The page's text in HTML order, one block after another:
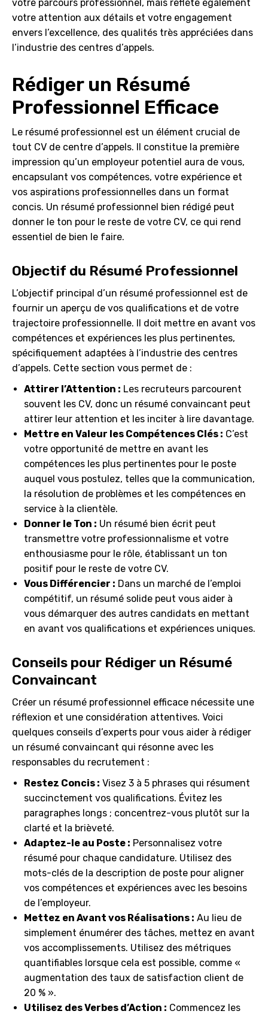
votre parcours professionnel, mais reflète également
votre attention aux détails et votre engagement
envers l’excellence, des qualités très appréciées dans
l’industrie des centres d’appels.
Rédiger un Résumé
Professionnel Efficace
Le résumé professionnel est un élément crucial de
tout CV de centre d’appels. Il constitue la première
impression qu’un employeur potentiel aura de vous,
encapsulant vos compétences, votre expérience et
vos aspirations professionnelles dans un format
concis. Un résumé professionnel bien rédigé peut
donner le ton pour le reste de votre CV, ce qui rend
essentiel de bien le faire.
Objectif du Résumé Professionnel
L’objectif principal d’un résumé professionnel est de
fournir un aperçu de vos qualifications et de votre
trajectoire professionnelle. Il doit mettre en avant vos
compétences et expériences les plus pertinentes,
spécifiquement adaptées à l’industrie des centres
d’appels. Cette section vous permet de :
Attirer l’Attention : Les recruteurs parcourent
souvent les CV, donc un résumé convaincant peut
attirer leur attention et les inciter à lire davantage.
Mettre en Valeur les Compétences Clés : C’est
votre opportunité de mettre en avant les
compétences les plus pertinentes pour le poste
auquel vous postulez, telles que la communication,
la résolution de problèmes et les compétences en
service à la clientèle.
Donner le Ton : Un résumé bien écrit peut
transmettre votre professionnalisme et votre
enthousiasme pour le rôle, établissant un ton
positif pour le reste de votre CV.
Vous Différencier : Dans un marché de l’emploi
compétitif, un résumé solide peut vous aider à
vous démarquer des autres candidats en mettant
en avant vos qualifications et expériences uniques.
Conseils pour Rédiger un Résumé
Convaincant
Créer un résumé professionnel efficace nécessite une
réflexion et une considération attentives. Voici
quelques conseils d’experts pour vous aider à rédiger
un résumé convaincant qui résonne avec les
responsables du recrutement :
Restez Concis : Visez 3 à 5 phrases qui résument
succinctement vos qualifications. Évitez les
paragraphes longs ; concentrez-vous plutôt sur la
clarté et la brièveté.
Adaptez-le au Poste : Personnalisez votre
résumé pour chaque candidature. Utilisez des
mots-clés de la description de poste pour aligner
vos compétences et expériences avec les besoins
de l’employeur.
Mettez en Avant vos Réalisations : Au lieu de
simplement énumérer des tâches, mettez en avant
vos accomplissements. Utilisez des métriques
quantifiables lorsque cela est possible, comme «
augmentation des taux de satisfaction client de
20 % ».
Utilisez des Verbes d’Action : Commencez les